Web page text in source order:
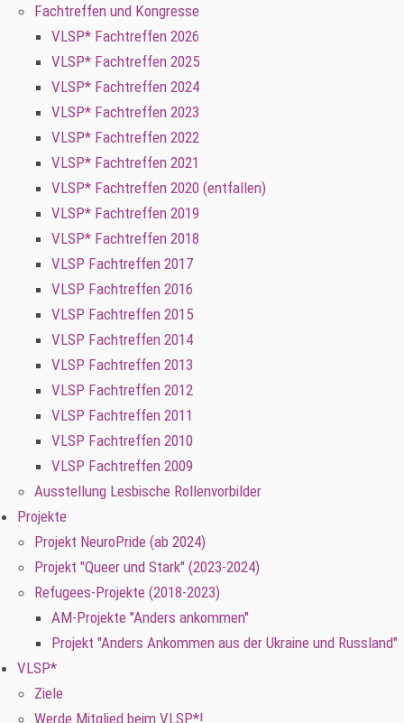
Fachtreffen und Kongresse
VLSP* Fachtreffen 2026
VLSP* Fachtreffen 2025
VLSP* Fachtreffen 2024
VLSP* Fachtreffen 2023
VLSP* Fachtreffen 2022
VLSP* Fachtreffen 2021
VLSP* Fachtreffen 2020 (entfallen)
VLSP* Fachtreffen 2019
VLSP* Fachtreffen 2018
VLSP Fachtreffen 2017
VLSP Fachtreffen 2016
VLSP Fachtreffen 2015
VLSP Fachtreffen 2014
VLSP Fachtreffen 2013
VLSP Fachtreffen 2012
VLSP Fachtreffen 2011
VLSP Fachtreffen 2010
VLSP Fachtreffen 2009
Ausstellung Lesbische Rollenvorbilder
Projekte
Projekt NeuroPride (ab 2024)
Projekt "Queer und Stark" (2023-2024)
Refugees-Projekte (2018-2023)
AM-Projekte "Anders ankommen"
Projekt "Anders Ankommen aus der Ukraine und Russland"
VLSP*
Ziele
Werde Mitglied beim VLSP*!